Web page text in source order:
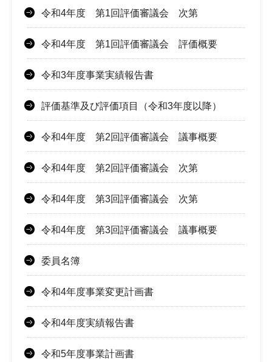
令和4年度 第1回評価審議会 次第
令和4年度 第1回評価審議会 評価概要
令和3年度事業実績報告書
評価基準及び評価項目（令和3年度以降）
令和4年度 第2回評価審議会 議事概要
令和4年度 第2回評価審議会 次第
令和4年度 第3回評価審議会 次第
令和4年度 第3回評価審議会 議事概要
委員名簿
令和4年度事業変更計画書
令和4年度実績報告書
令和5年度事業計画書